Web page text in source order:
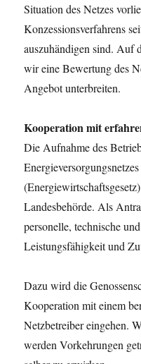
Situation des Netzes
Konzessionsverfahrens
auszuhändigen sind. Auf
wir eine Bewertung des
Angebot unterbreiten.
Kooperation mit
Die Aufnahme des
Landesbehörde. Als
personelle, technische
Leistungsfähigkeit und
Dazu wird die
Kooperation mit einem
Netzbetreiber eingehen.
werden Vorkehrungen